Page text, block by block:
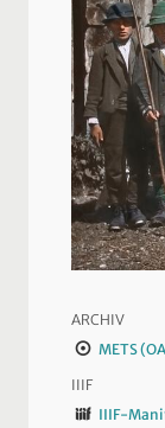
ARCHIV
METS
IIIF
IIIF-